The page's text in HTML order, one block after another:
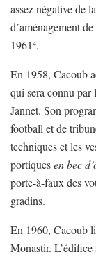
assez négative de
d’aménagement
1961 4.
En 1958, Cacoub
qui sera connu par
Jannet. Son
football et de
techniques et les
portiquesen bec
porte-à-faux des
gradins.
En 1960, Cacoub
Monastir. L’édifice